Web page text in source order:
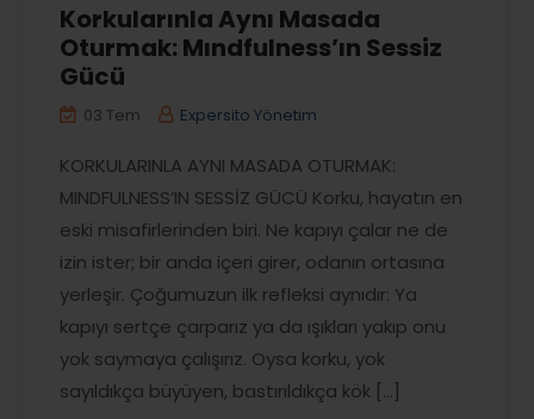
Korkularınla Aynı Masada
Oturmak: Mındfulness’ın Sessiz
Gücü
03 Tem Expersito Yönetim
KORKULARINLA AYNI MASADA OTURMAK:
MINDFULNESS’IN SESSİZ GÜCÜ Korku, hayatın en
eski misafirlerinden biri. Ne kapıyı çalar ne de
izin ister; bir anda içeri girer, odanın ortasına
yerleşir. Çoğumuzun ilk refleksi aynıdır: Ya
kapıyı sertçe çarparız ya da ışıkları yakıp onu
yok saymaya çalışırız. Oysa korku, yok
sayıldıkça büyüyen, bastırıldıkça kök [...]